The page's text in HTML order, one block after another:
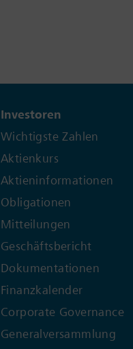
Investoren
Wichtigste Zahlen
Aktienkurs
Aktieninformationen
Obligationen
Mitteilungen
Geschäftsbericht
Dokumentationen
Finanzkalender
Corporate Governance
Generalversammlung